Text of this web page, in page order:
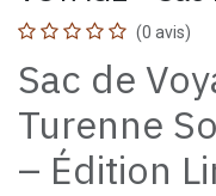
(0 avis)
Sac de
Turenne
– Édition